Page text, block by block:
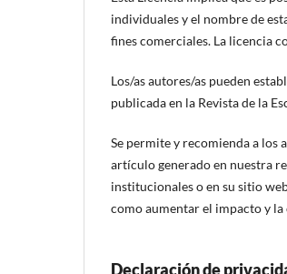
individuales y el nombre de
fines comerciales. La licencia
Los/as autores/as pueden
publicada en la Revista de la
Se permite y recomienda a
artículo generado en nuestra
institucionales o en su sitio
como aumentar el impacto y
Declaración de